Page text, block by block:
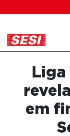
inclui
um
acessibilidade.
Liga
em